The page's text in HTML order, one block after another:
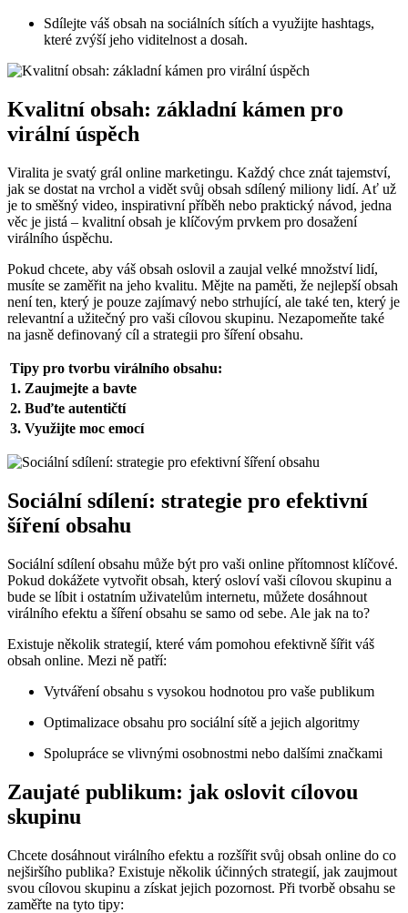
Sdílejte váš obsah na sociálních sítích a využijte hashtags,
které zvýší jeho viditelnost a dosah.
Kvalitní obsah: základní kámen pro
virální úspěch
Viralita je svatý grál online marketingu. Každý chce znát tajemství,
jak se dostat na vrchol a vidět svůj obsah sdílený miliony lidí. Ať už
je to směšný video, inspirativní příběh nebo praktický návod, jedna
věc je jistá – kvalitní obsah je klíčovým prvkem pro dosažení
virálního úspěchu.
Pokud chcete, aby váš obsah oslovil a zaujal velké množství lidí,
musíte se zaměřit na jeho kvalitu. Mějte na paměti, že nejlepší obsah
není ten, který je pouze zajímavý nebo strhující, ale také ten, který je
relevantní a užitečný pro vaši cílovou skupinu. Nezapomeňte také
na jasně definovaný cíl a strategii pro šíření obsahu.
Tipy pro tvorbu virálního obsahu:
1. Zaujmejte a bavte
2. Buďte autentičtí
3. Využijte moc emocí
Sociální sdílení: strategie pro efektivní
šíření obsahu
Sociální sdílení obsahu může být pro vaši online přítomnost klíčové.
Pokud dokážete vytvořit obsah, který osloví vaši cílovou skupinu a
bude se líbit i ostatním uživatelům internetu, můžete dosáhnout
virálního efektu a šíření obsahu se samo od sebe. Ale jak na to?
Existuje několik strategií, které vám pomohou efektivně šířit váš
obsah online. Mezi ně patří:
Vytváření obsahu s vysokou hodnotou pro vaše publikum
Optimalizace obsahu pro sociální sítě a jejich algoritmy
Spolupráce se vlivnými osobnostmi nebo dalšími značkami
Zaujaté publikum: jak oslovit cílovou
skupinu
Chcete dosáhnout virálního efektu a rozšířit svůj obsah online do co
nejširšího publika? Existuje několik účinných strategií, jak zaujmout
svou cílovou skupinu a získat jejich pozornost. Při tvorbě obsahu se
zaměřte na tyto tipy: